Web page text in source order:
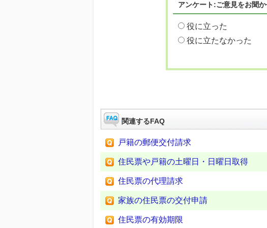
アンケート:ご意見をお聞
役に立った
役に立たなかった
関連するFAQ
戸籍の郵便交付請求
住民票や戸籍の土曜日・日曜日取得
住民票の代理請求
家族の住民票の交付申請
住民票の有効期限